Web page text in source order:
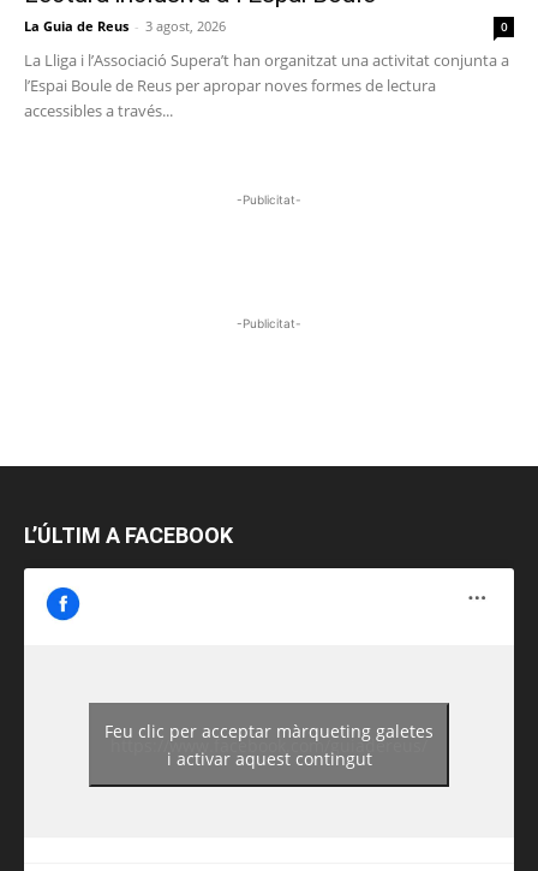
La Guia de Reus - 3 agost, 2026 0
La Lliga i l’Associació Supera’t han organitzat una activitat conjunta a
l’Espai Boule de Reus per apropar noves formes de lectura
accessibles a través...
-Publicitat-
-Publicitat-
L’ÚLTIM A FACEBOOK
https://www.facebook.com/guiadereus/
Feu clic per acceptar màrqueting galetes
i activar aquest contingut